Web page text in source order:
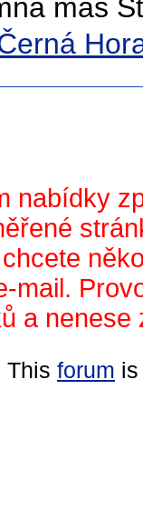
máš
nabídky
mail.
a nenese
This forum